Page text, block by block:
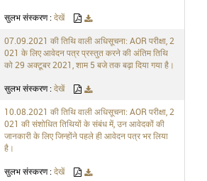
सुलभ संस्करण :देखें
07.09.2021 की तिथि वाली अधिसूचना: AOR परीक्षा, 2
021 के लिए आवेदन पत्र प्रस्तुत करने की अंतिम तिथि
को 29 अक्टूबर 2021, शाम 5 बजे तक बढ़ा दिया गया है।
सुलभ संस्करण : देखें
10.08.2021 की तिथि वाली अधिसूचना: AOR परीक्षा, 2
021 की संशोधित तिथियों के संबंध में, उन आवेदकों की
जानकारी के लिए जिन्होंने पहले ही आवेदन पत्र भर लिया
है।
सुलभ संस्करण :देखें